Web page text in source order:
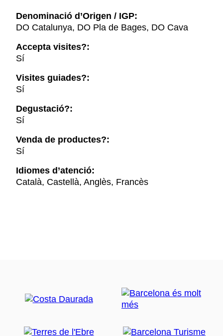
Denominació d’Origen / IGP:
DO Catalunya, DO Pla de Bages, DO Cava
Accepta visites?:
Sí
Visites guiades?:
Sí
Degustació?:
Sí
Venda de productes?:
Sí
Idiomes d’atenció:
Català, Castellà, Anglès, Francès